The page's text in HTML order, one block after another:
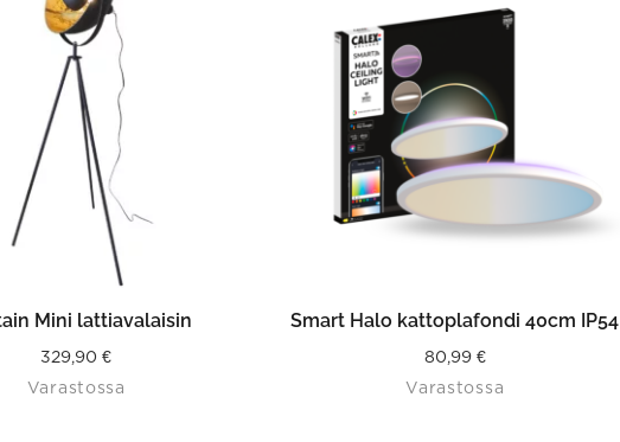
OSTOSKORIIN
Mini lattiavalaisin
329,90€
Varastossa
LISÄÄ OSTOSKORIIN
Smart Halo kattoplafondi 40cm IP54
80,99 €
Varastossa